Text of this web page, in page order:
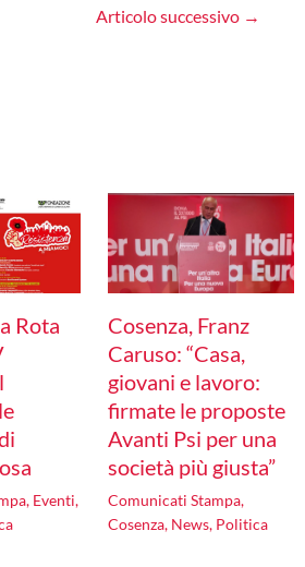
Articolo successivo →
Rota
, Eventi,
Cosenza, Franz
Caruso: “Casa,
giovani e lavoro:
firmate le proposte
Avanti Psi per una
società più giusta”
Comunicati Stampa,
Cosenza, News, Politica